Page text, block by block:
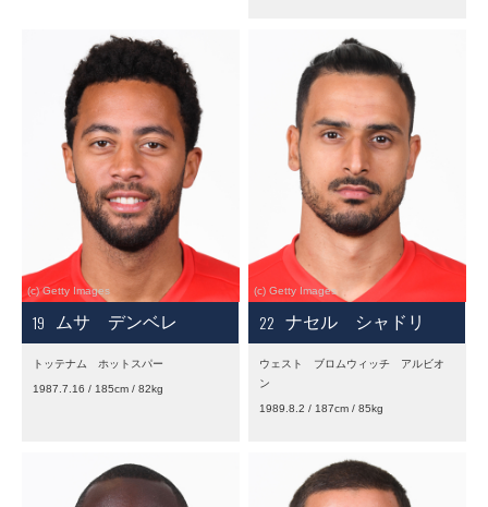
19 ムサ デンベレ
トッテナム ホットスパー
1987.7.16 / 185cm / 82kg
22 ナセル シャドリ
ウェスト ブロムウィッチ アルビオ
ン
1989.8.2 / 187cm / 85kg